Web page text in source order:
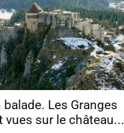
balade. Les Granges
vues sur le château...